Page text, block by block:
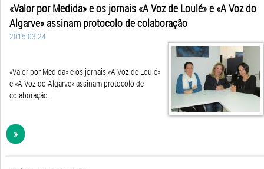
«Valor por Medida» e os jornais «A Voz de Loulé» e «A Voz do
Algarve» assinam protocolo de colaboração
2015-03-24
«Valor por Medida» e os jornais «A Voz de Loulé»
e «A Voz do Algarve» assinam protocolo de
colaboração.
»